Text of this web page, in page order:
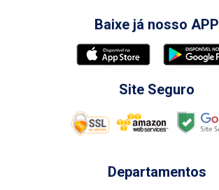
Baixe já nosso APP
Site Seguro
Departamentos